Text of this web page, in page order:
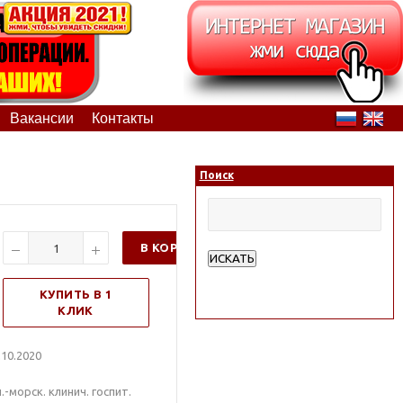
Вакансии Контакты
В КОРЗИНУ
КУПИТЬ В 1
КЛИК
клинич. госпит.
Поиск
ИСКАТЬ